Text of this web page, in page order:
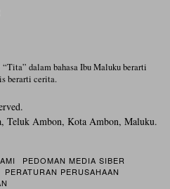
dalam bahasa Ibu Maluku berarti
berarti cerita.
Teluk Ambon, Kota Ambon, Maluku.
PEDOMAN MEDIA SIBER
PERATURAN PERUSAHAAN